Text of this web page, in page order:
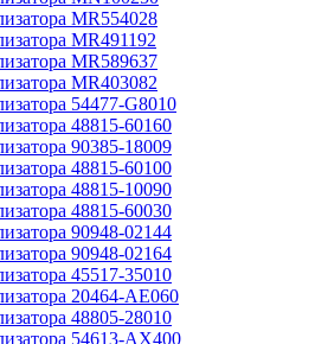
MR554028
MR491192
MR589637
MR403082
54477-G8010
48815-60160
90385-18009
48815-60100
48815-10090
48815-60030
90948-02144
90948-02164
45517-35010
20464-AE060
48805-28010
54613-AX400